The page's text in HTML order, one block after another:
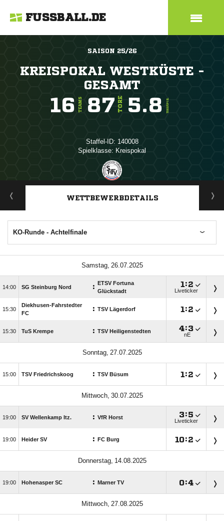
FUSSBALL.DE
SAISON 25/26
KREISPOKAL WESTKÜSTE -
GESAMT
16 TEAMS 87 TORE 5.8 TORE/SPIEL
Staffel-ID: 140008
Spielklasse: Kreispokal
ANZEIGE
WETTBEWERBDETAILS
KO-Runde - Achtelfinale
 
 SG Steinburg Nord : ETSV Fortuna
Glückstadt
 :
Liveticker

Diekhusen-Fahrstedter
FC
: TSV Lägerdorf  :
 TuS Krempe : TSV Heiligenstedten :
nE
 
 TSV Friedrichskoog : TSV Büsum  :
 
 SV Wellenkamp Itz. : VfR Horst :
Liveticker
 Heider SV : FC Burg :
 
 Hohenasper SC : Marner TV :
 